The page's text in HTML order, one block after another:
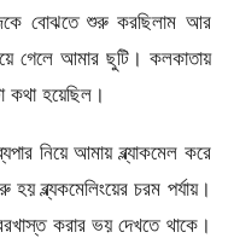
বোঝতে শুরু করছিলাম আর
গেলে আমার ছুটি। কলকাতায়
কথা হয়েছিল।
নিয়ে আমায় ব্ল্যাকমেল করে
ব্ল্যকমেলিংয়ের চরম পর্যায়।
করার ভয় দেখতে থাকে।